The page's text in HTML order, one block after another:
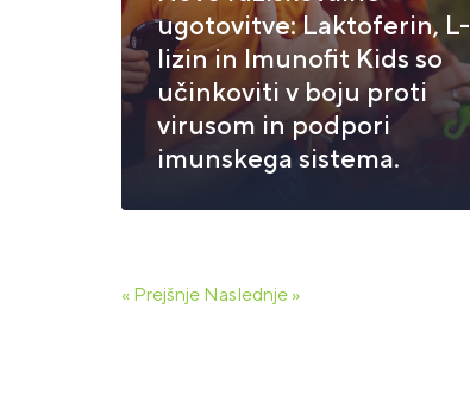
ugotovitve: Laktoferin, L-
lizin in Imunofit Kids so
učinkoviti v boju proti
virusom in podpori
imunskega sistema.
« Prejšnje Naslednje »